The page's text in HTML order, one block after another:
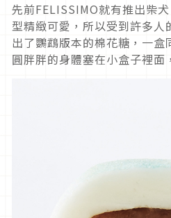
先前FELISSIMO就有推出柴
型精緻可愛，所以受到許多人
出了鸚鵡版本的棉花糖，一盒
圓胖胖的身體塞在小盒子裡面